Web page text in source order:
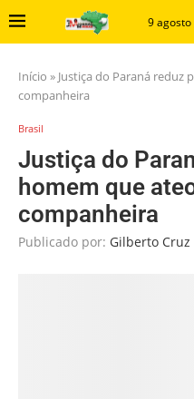
9 agosto
Início » Justiça do Paraná reduz
companheira
Brasil
Justiça do
homem que
companheira
Publicado por: Gilberto Cruz